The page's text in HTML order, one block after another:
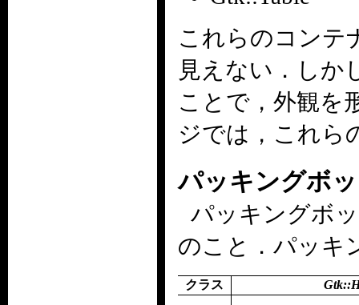
これらのコンテ
見えない．しか
ことで，外観を
ジでは，これら
パッキングボ
パッキングボ
のこと．パッキ
クラス